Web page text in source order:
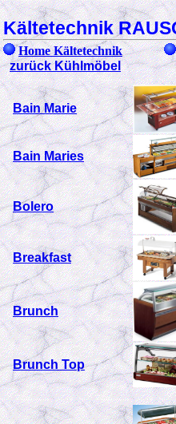
Kältetechnik
Home Kältetechnik
zurück Kühlmöbel
Bain Marie
Bain Maries
Bolero
Breakfast
Brunch
Brunch Top